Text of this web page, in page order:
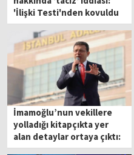
'İlişki Testi'nden kovuldu
İmamoğlu’nun vekillere
yolladığı kitapçıkta yer
alan detaylar ortaya çıktı:
İBB soruşturması şifreleri